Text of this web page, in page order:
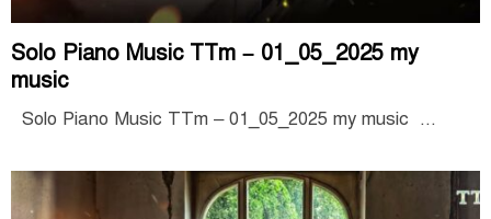
Solo Piano Music TTm – 01_05_2025 my
music
Solo Piano Music TTm – 01_05_2025 my music ...